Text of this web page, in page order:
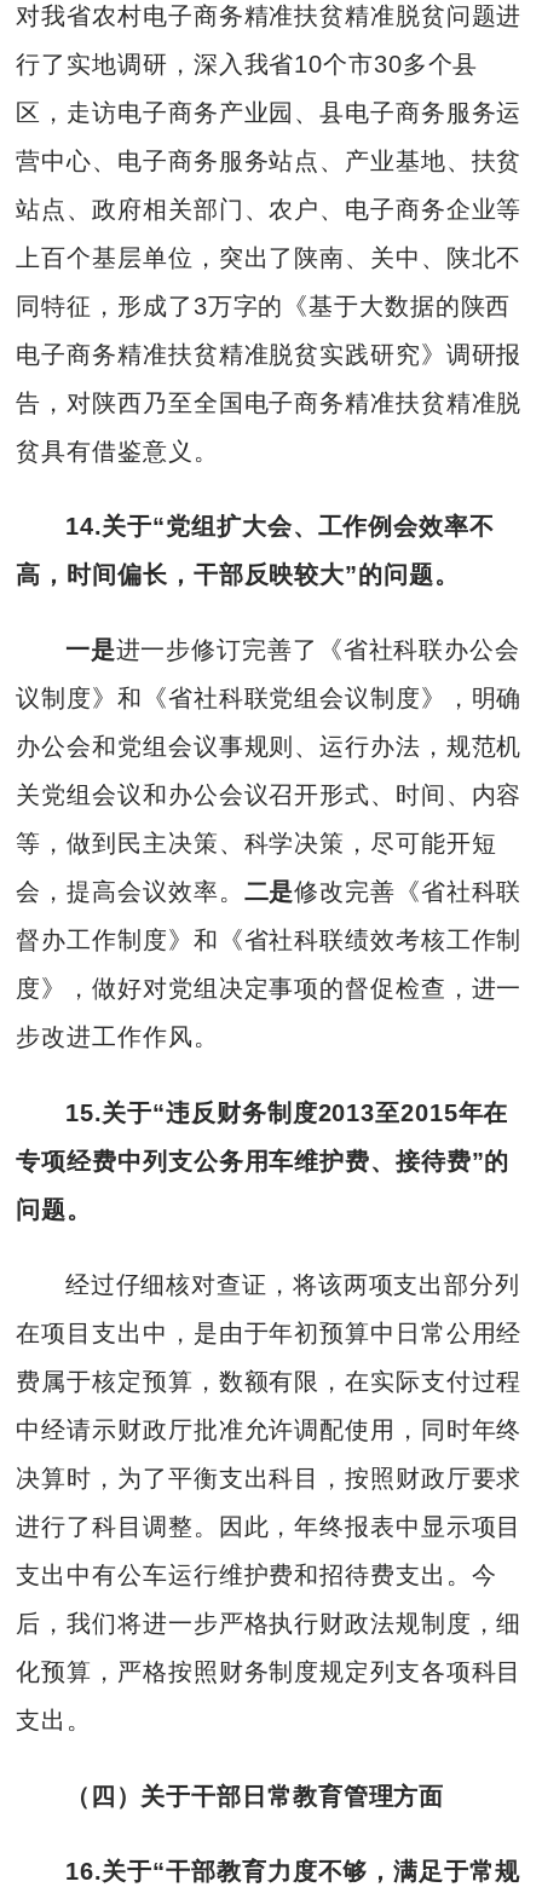
对我省农村电子商务精准扶贫精准脱贫问题进
行了实地调研，深入我省10个市30多个县
区，走访电子商务产业园、县电子商务服务运
营中心、电子商务服务站点、产业基地、扶贫
站点、政府相关部门、农户、电子商务企业等
上百个基层单位，突出了陕南、关中、陕北不
同特征，形成了3万字的《基于大数据的陕西
电子商务精准扶贫精准脱贫实践研究》调研报
告，对陕西乃至全国电子商务精准扶贫精准脱
贫具有借鉴意义。
14.关于“党组扩大会、工作例会效率不
高，时间偏长，干部反映较大”的问题。
一是进一步修订完善了《省社科联办公会
议制度》和《省社科联党组会议制度》，明确
办公会和党组会议事规则、运行办法，规范机
关党组会议和办公会议召开形式、时间、内容
等，做到民主决策、科学决策，尽可能开短
会，提高会议效率。 二是修改完善《省社科联
督办工作制度》和《省社科联绩效考核工作制
度》，做好对党组决定事项的督促检查，进一
步改进工作作风。
15.关于“违反财务制度2013至2015年在
专项经费中列支公务用车维护费、接待费”的
问题。
经过仔细核对查证，将该两项支出部分列
在项目支出中，是由于年初预算中日常公用经
费属于核定预算，数额有限，在实际支付过程
中经请示财政厅批准允许调配使用，同时年终
决算时，为了平衡支出科目，按照财政厅要求
进行了科目调整。因此，年终报表中显示项目
支出中有公车运行维护费和招待费支出。今
后，我们将进一步严格执行财政法规制度，细
化预算，严格按照财务制度规定列支各项科目
支出。
（四）关于干部日常教育管理方面
16.关于“干部教育力度不够，满足于常规